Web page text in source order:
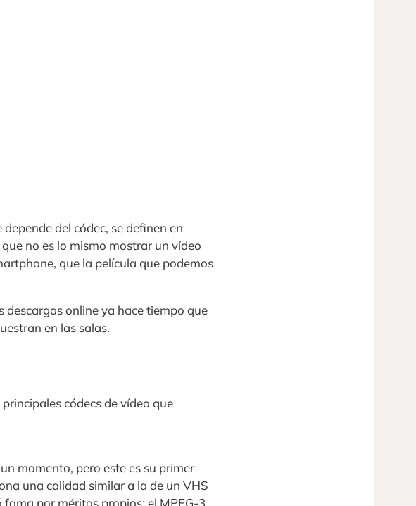
del códec, se definen en
no es lo mismo mostrar un vídeo
que la película que podemos
descargas online ya hace tiempo que
en las salas.
códecs de vídeo que
momento, pero este es su primer
una calidad similar a la de un VHS